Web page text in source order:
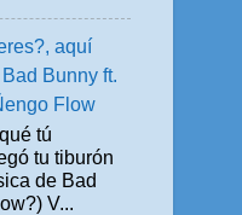
aquí
Bad Bunny ft.
Flow
tú
tu tiburón
de Bad
V...